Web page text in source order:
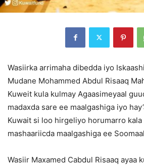
Wasiirka arrimaha dibedda iyo
Mudane Mohammed Abdul Risaaq
Kuweit kula kulmay Agaasimeyaal
madaxda sare ee maalgashiga iyo
Kuwait si loo hirgeliyo horumarro kala
mashaariicda maalgashiga ee
Wasiir Maxamed Cabdul Risaaq ayaa